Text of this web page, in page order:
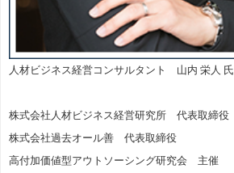
人材ビジネス経営コンサルタント 山内 栄人 氏
株式会社人材ビジネス経営研究所 代表取締役
株式会社過去オール善 代表取締役
高付加価値型アウトソーシング研究会 主催